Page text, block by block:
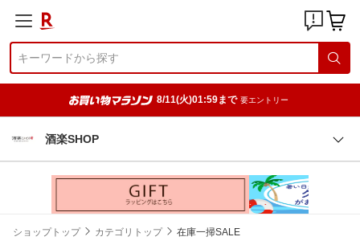
8/11(火)01:59まで 要エントリー
酒楽SHOP
ショップトップ カテゴリトップ 在庫一掃SALE